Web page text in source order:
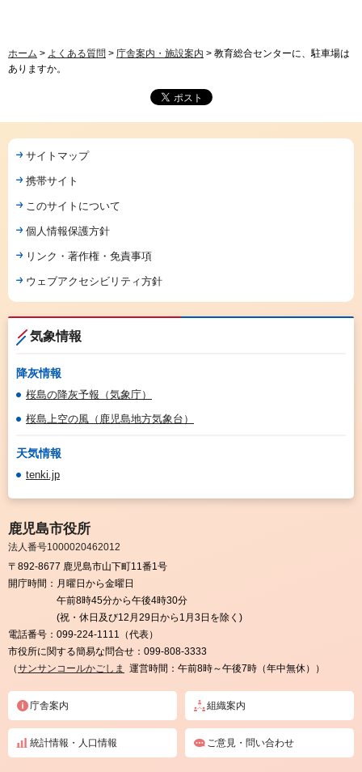
ホーム > よくある質問 > 庁舎案内・施設案内 > 教育総合センターに、駐車場は
ありますか。
サイトマップ
携帯サイト
このサイトについて
個人情報保護方針
リンク・著作権・免責事項
ウェブアクセシビリティ方針
気象情報
降灰情報
桜島の降灰予報（気象庁）
桜島上空の風（鹿児島地方気象台）
天気情報
tenki.jp
鹿児島市役所
法人番号1000020462012
〒892-8677 鹿児島市山下町11番1号
開庁時間： 月曜日から金曜日
午前8時45分から午後4時30分
(祝・休日及び12月29日から1月3日を除く)
電話番号： 099-224-1111（代表）
市役所に関する簡易な問合せ： 099-808-3333
（サンサンコールかごしま 運営時間：午前8時～午後7時（年中無休））
庁舎案内 組織案内
統計情報・人口情報 ご意見・問い合わせ